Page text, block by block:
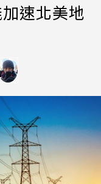
速北美地